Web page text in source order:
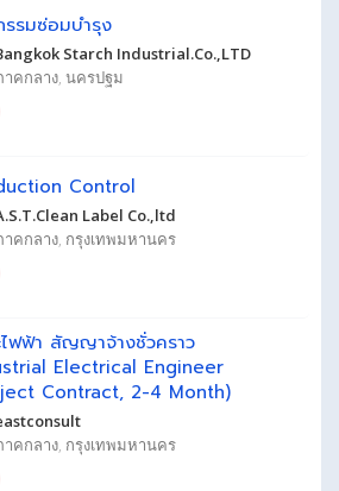
รรมซ่อมบำรุง
Starch Industrial.Co.,LTD
คกลาง, นครปฐม
Control
Label Co.,ltd
คกลาง, กรุงเทพมหานคร
ไฟฟ้า สัญญาจ้างชั่วคราว
Electrical Engineer
Contract, 2-4 Month)
คกลาง, กรุงเทพมหานคร